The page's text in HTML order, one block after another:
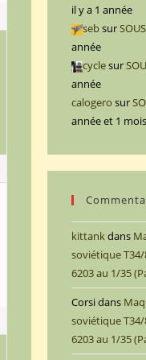
il y a 1 année
sebsur
année
cyclesur
année
calogero sur
année et 1 mois
kittankdans
soviétique
6203 au 1/35
Corsidans
soviétique
6203 au 1/35